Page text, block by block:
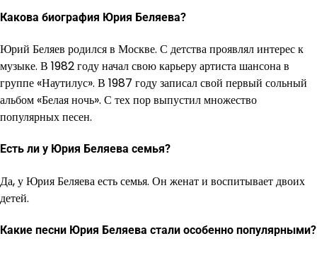
Какова биография Юрия Беляева?
Юрий Беляев родился в Москве. С детства проявлял интерес к
музыке. В 1982 году начал свою карьеру артиста шансона в
группе «Наутилус». В 1987 году записал свой первый сольный
альбом «Белая ночь». С тех пор выпустил множество
популярных песен.
Есть ли у Юрия Беляева семья?
Да, у Юрия Беляева есть семья. Он женат и воспитывает двоих
детей.
Какие песни Юрия Беляева стали особенно популярными?